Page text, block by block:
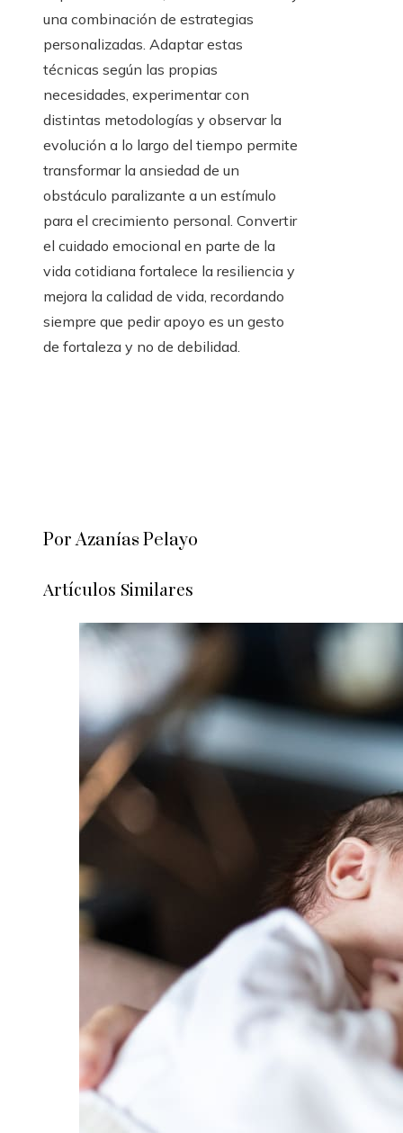
una combinación de estrategias
personalizadas. Adaptar estas
técnicas según las propias
necesidades, experimentar con
distintas metodologías y observar la
evolución a lo largo del tiempo permite
transformar la ansiedad de un
obstáculo paralizante a un estímulo
para el crecimiento personal. Convertir
el cuidado emocional en parte de la
vida cotidiana fortalece la resiliencia y
mejora la calidad de vida, recordando
siempre que pedir apoyo es un gesto
de fortaleza y no de debilidad.
Por Azanías Pelayo
Artículos Similares